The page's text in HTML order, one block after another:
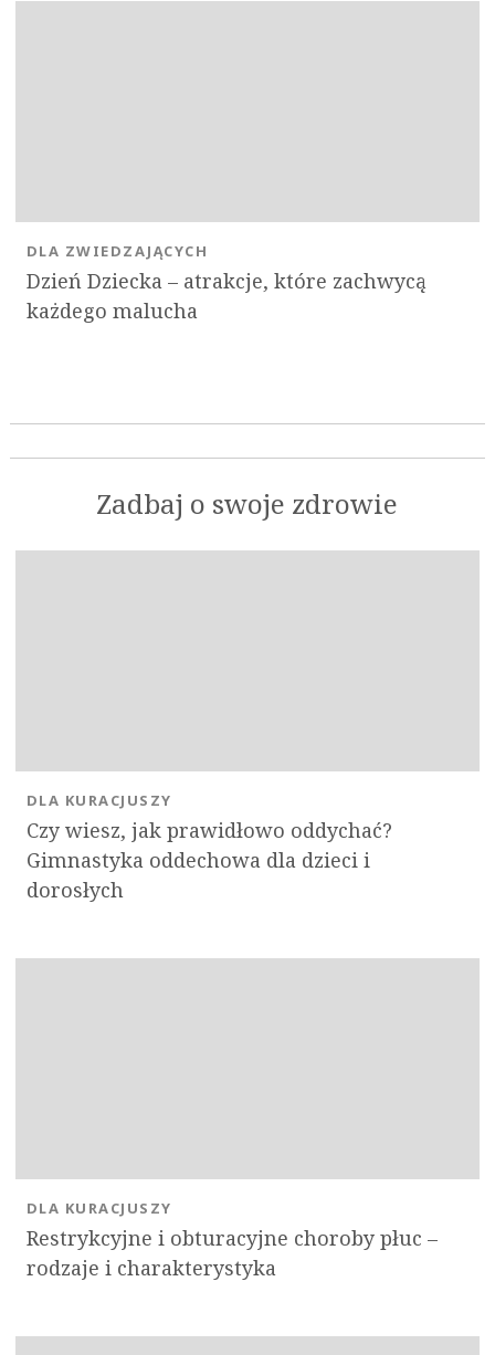
Dzień Dziecka – atrakcje, które zachwycą
każdego malucha
DLA ZWIEDZAJĄCYCH
Zadbaj o swoje zdrowie
Czy wiesz, jak prawidłowo oddychać?
Gimnastyka oddechowa dla dzieci i
dorosłych
DLA KURACJUSZY
Restrykcyjne i obturacyjne choroby płuc –
rodzaje i charakterystyka
DLA KURACJUSZY